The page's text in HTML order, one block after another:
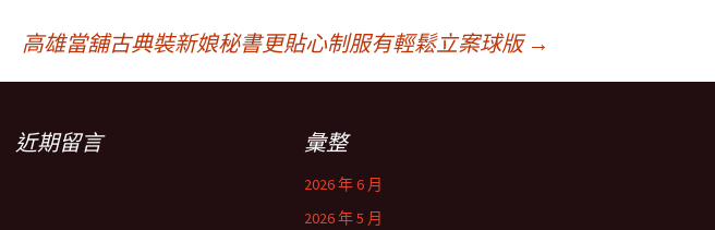
高雄當舖古典裝新娘秘書更貼心制服有輕鬆立案球版 →
近期留言 彙整
2026 年 6 月
2026 年 5 月